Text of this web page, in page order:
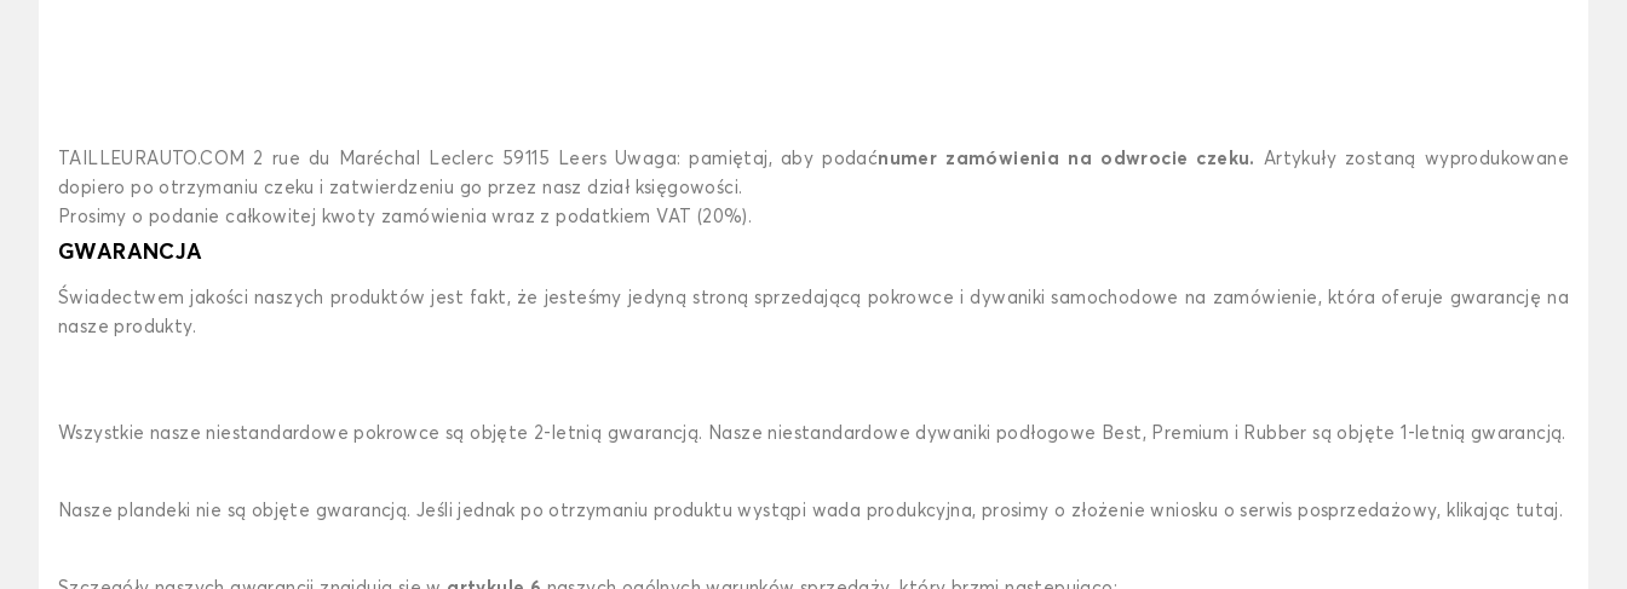
TAILLEURAUTO.COM 2 rue du Maréchal Leclerc 59115 Leers Uwaga: pamiętaj, aby podaćnumer zamówienia na odwrocie czeku. Artykuły zostaną wyprodukowane
dopiero po otrzymaniu czeku i zatwierdzeniu go przez nasz dział księgowości.
Prosimy o podanie całkowitej kwoty zamówienia wraz z podatkiem VAT (20%).
GWARANCJA
Świadectwem jakości naszych produktów jest fakt, że jesteśmy jedyną stroną sprzedającą pokrowce i dywaniki samochodowe na zamówienie, która oferuje gwarancję na
nasze produkty.
Wszystkie nasze niestandardowe pokrowce są objęte 2-letnią gwarancją. Nasze niestandardowe dywaniki podłogowe Best, Premium i Rubber są objęte 1-letnią gwarancją.
Nasze plandeki nie są objęte gwarancją. Jeśli jednak po otrzymaniu produktu wystąpi wada produkcyjna, prosimy o złożenie wniosku o serwis posprzedażowy, klikając tutaj .